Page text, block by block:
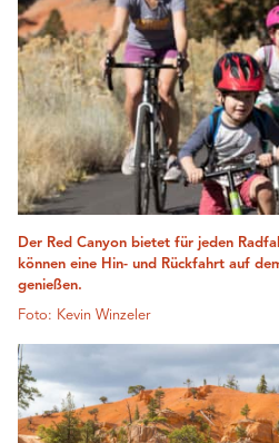
Der Red Canyon bietet für jeden
können eine Hin- und Rückfahrt auf
genießen.
Foto: Kevin Winzeler